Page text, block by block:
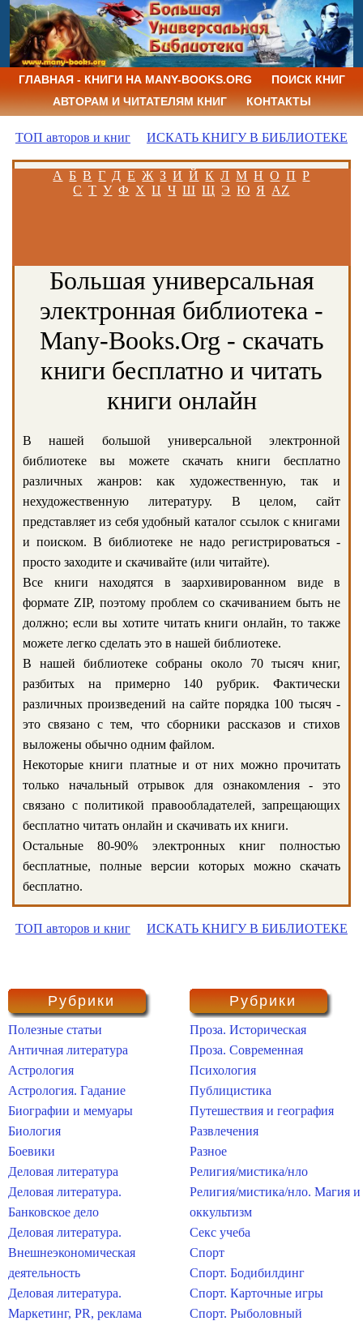
ГЛАВНАЯ - КНИГИ НА MANY-BOOKS.ORG
ПОИСК КНИГ
АВТОРАМ И ЧИТАТЕЛЯМ КНИГ
КОНТАКТЫ
ТОП авторов и книг ИСКАТЬ КНИГУ В БИБЛИОТЕКЕ
А Б В Г Д Е Ж З И Й К Л М Н О П Р
С Т У Ф Х Ц Ч Ш Щ Э Ю Я AZ
Большая универсальная
электронная библиотека -
Many-Books.Org - скачать
книги бесплатно и читать
книги онлайн
В нашей большой универсальной электронной
библиотеке вы можете скачать книги бесплатно
различных жанров: как художественную, так и
нехудожественную литературу. В целом, сайт
представляет из себя удобный каталог ссылок с книгами
и поиском. В библиотеке не надо регистрироваться -
просто заходите и скачивайте (или читайте).
Все книги находятся в заархивированном виде в
формате ZIP, поэтому проблем со скачиванием быть не
должно; если вы хотите читать книги онлайн, то также
можете легко сделать это в нашей библиотеке.
В нашей библиотеке собраны около 70 тысяч книг,
разбитых на примерно 140 рубрик. Фактически
различных произведений на сайте порядка 100 тысяч -
это связано с тем, что сборники рассказов и стихов
выложены обычно одним файлом.
Некоторые книги платные и от них можно прочитать
только начальный отрывок для ознакомления - это
связано с политикой правообладателей, запрещающих
бесплатно читать онлайн и скачивать их книги.
Остальные 80-90% электронных книг полностью
бесплатные, полные версии которых можно скачать
бесплатно.
ТОП авторов и книг ИСКАТЬ КНИГУ В БИБЛИОТЕКЕ
Рубрики
Полезные статьи
Античная литература
Астрология
Астрология. Гадание
Биографии и мемуары
Биология
Боевики
Деловая литература
Деловая литература.
Банковское дело
Деловая литература.
Внешнеэкономическая
деятельность
Деловая литература.
Маркетинг, PR, реклама
Рубрики
Проза. Историческая
Проза. Современная
Психология
Публицистика
Путешествия и география
Развлечения
Разное
Религия/мистика/нло
Религия/мистика/нло. Магия и
оккультизм
Секс учеба
Спорт
Спорт. Бодибилдинг
Спорт. Карточные игры
Спорт. Рыболовный